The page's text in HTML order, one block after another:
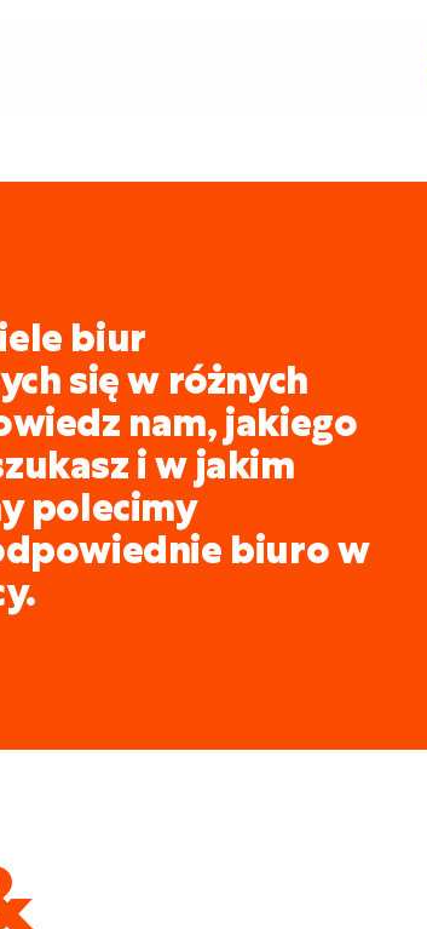
biur
się w różnych
nam, jakiego
i w jakim
polecimy
biuro w